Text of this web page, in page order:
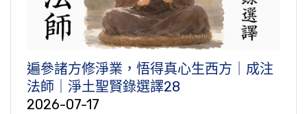
遍參諸方修淨業，悟得真心生西方｜成注
法師｜淨土聖賢錄選譯28
2026-07-17